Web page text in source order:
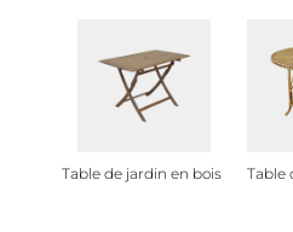
Table de jardin en bois
Table